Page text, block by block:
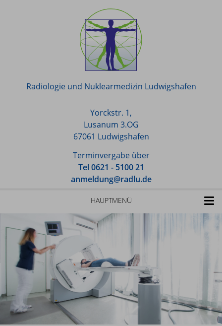
Radiologie und Nuklearmedizin Ludwigshafen
Yorckstr. 1,
Lusanum 3.OG
67061 Ludwigshafen
Terminvergabe über
Tel 0621 - 5100 21
anmeldung@radlu.de
HAUPTMENÜ